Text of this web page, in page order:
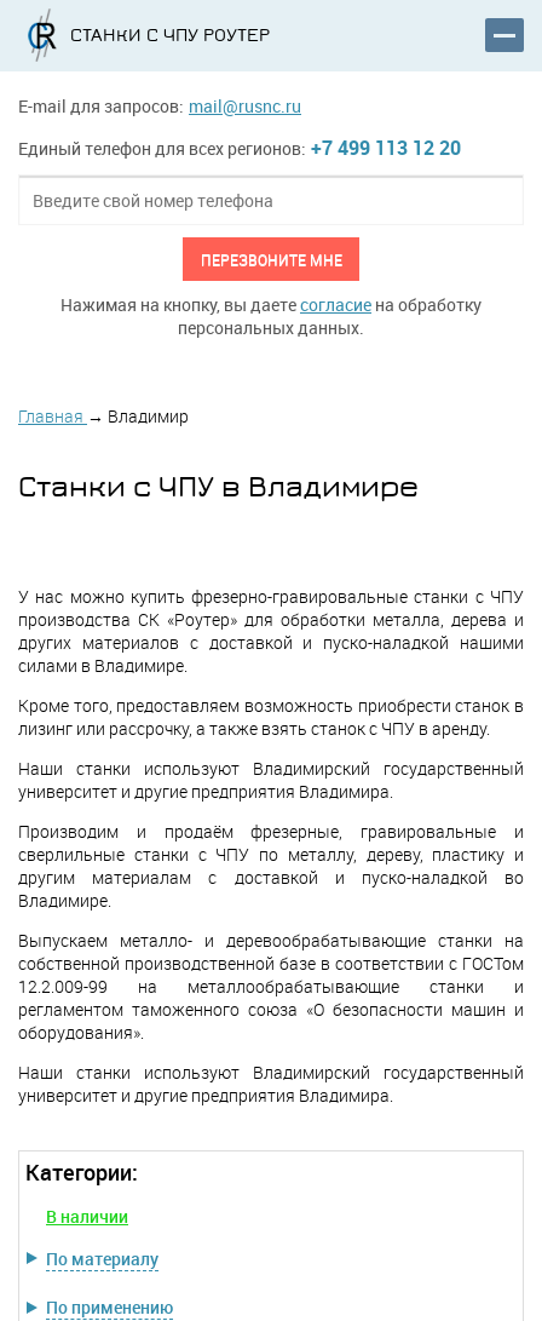
СТАНКИ С ЧПУ РОУТЕР
E-mail для запросов: mail@rusnc.ru
Единый телефон для всех регионов: +7 499 113 12 20
ПЕРЕЗВОНИТЕ МНЕ
Нажимая на кнопку, вы даетесогласие на обработку
персональных данных.
Главная → Владимир
Станки с ЧПУ в Владимире
У нас можно купить фрезерно-гравировальные станки с ЧПУ
производства СК «Роутер» для обработки металла, дерева и
других материалов с доставкой и пуско-наладкой нашими
силами в Владимире.
Кроме того, предоставляем возможность приобрести станок в
лизинг или рассрочку, а также взять станок с ЧПУ в аренду.
Наши станки используют Владимирский государственный
университет и другие предприятия Владимира.
Производим и продаём фрезерные, гравировальные и
сверлильные станки с ЧПУ по металлу, дереву, пластику и
другим материалам с доставкой и пуско-наладкой во
Владимире.
Выпускаем металло- и деревообрабатывающие станки на
собственной производственной базе в соответствии с ГОСТом
12.2.009-99 на металлообрабатывающие станки и
регламентом таможенного союза «О безопасности машин и
оборудования».
Наши станки используют Владимирский государственный
университет и другие предприятия Владимира.
Категории:
В наличии
По материалу
По применению